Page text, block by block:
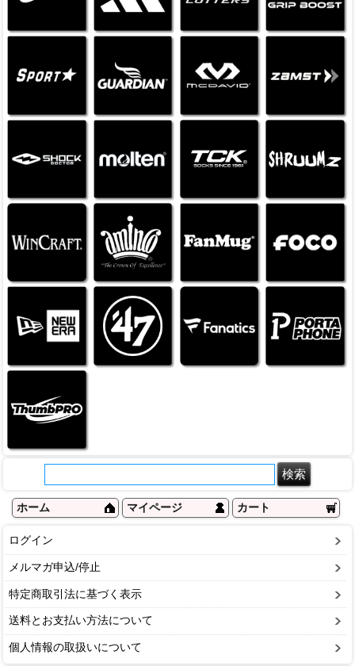
ホーム マイページ カート
ログイン
メルマガ申込/停止
特定商取引法に基づく表示
送料とお支払い方法について
個人情報の取扱いについて